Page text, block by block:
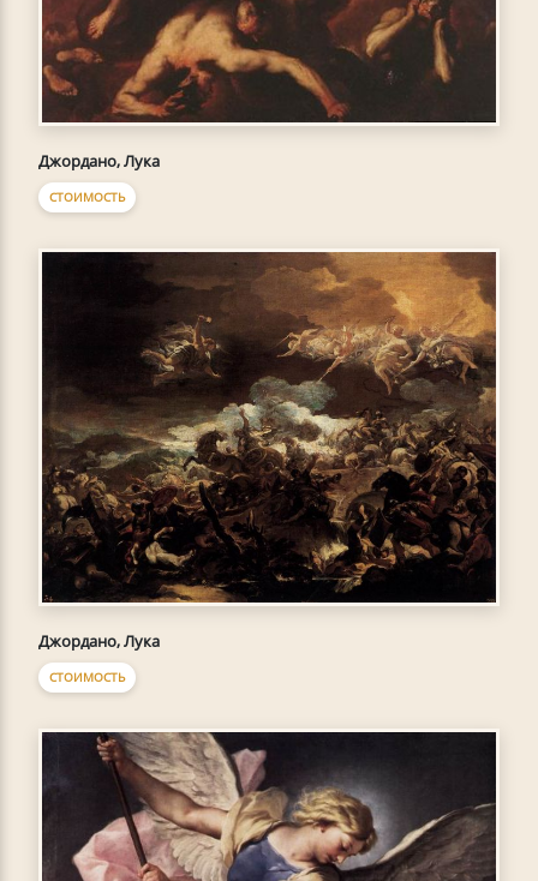
Джордано, Лука
СТОИМОСТЬ
Джордано, Лука
СТОИМОСТЬ